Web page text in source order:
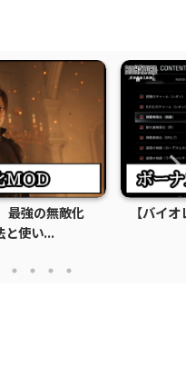
最強の無敵化
と使い...
【バイ